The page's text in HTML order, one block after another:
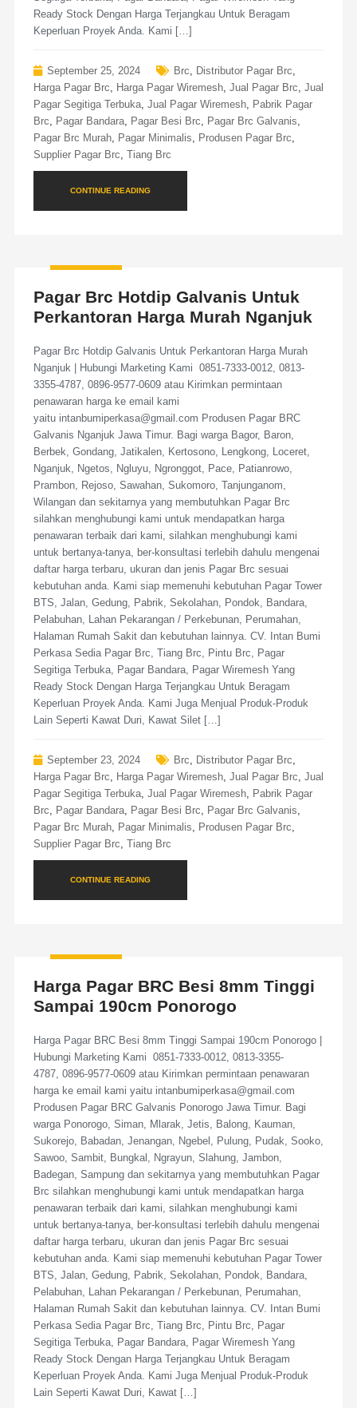
Ready Stock Dengan Harga Terjangkau Untuk Beragam
Keperluan Proyek Anda. Kami […]
September 25, 2024 Brc Distributor Pagar Brc
Harga Pagar Brc
Harga Pagar Wiremesh, Jual Pagar Brc Jual
Pagar Segitiga Terbuka, Jual Pagar Wiremesh,
Pabrik Pagar
Brc
Pagar Bandara, Pagar Besi Brc Pagar Brc Galvanis
Pagar Brc Murah, Pagar Minimalis Produsen Pagar Brc
Supplier Pagar Brc Tiang Brc
CONTINUE READING
Pagar Brc Hotdip Galvanis Untuk
Perkantoran Harga Murah Nganjuk
Pagar Brc Hotdip Galvanis Untuk Perkantoran Harga Murah
Nganjuk | Hubungi Marketing Kami 0851-7333-0012, 0813-
3355-4787, 0896-9577-0609 atau Kirimkan permintaan
penawaran harga ke email kami
yaitu intanbumiperkasa@gmail.com Produsen Pagar BRC
Galvanis Nganjuk Jawa Timur. Bagi warga Bagor, Baron,
Berbek, Gondang, Jatikalen, Kertosono, Lengkong, Loceret,
Nganjuk, Ngetos, Ngluyu, Ngronggot, Pace, Patianrowo,
Prambon, Rejoso, Sawahan, Sukomoro, Tanjunganom,
Wilangan dan sekitarnya yang membutuhkan Pagar Brc
silahkan menghubungi kami untuk mendapatkan harga
penawaran terbaik dari kami, silahkan menghubungi kami
untuk bertanya-tanya, ber-konsultasi terlebih dahulu mengenai
daftar harga terbaru, ukuran dan jenis Pagar Brc sesuai
kebutuhan anda. Kami siap memenuhi kebutuhan Pagar Tower
BTS, Jalan, Gedung, Pabrik, Sekolahan, Pondok, Bandara,
Pelabuhan, Lahan Pekarangan / Perkebunan, Perumahan,
Halaman Rumah Sakit dan kebutuhan lainnya. CV. Intan Bumi
Perkasa Sedia Pagar Brc, Tiang Brc, Pintu Brc, Pagar
Segitiga Terbuka, Pagar Bandara, Pagar Wiremesh Yang
Ready Stock Dengan Harga Terjangkau Untuk Beragam
Keperluan Proyek Anda. Kami Juga Menjual Produk-Produk
Lain Seperti Kawat Duri, Kawat Silet […]
September 23, 2024 Brc Distributor Pagar Brc
Harga Pagar Brc
Harga Pagar Wiremesh, Jual Pagar Brc Jual
Pagar Segitiga Terbuka, Jual Pagar Wiremesh,
Pabrik Pagar
Brc
Pagar Bandara, Pagar Besi Brc Pagar Brc Galvanis
Pagar Brc Murah, Pagar Minimalis Produsen Pagar Brc
Supplier Pagar Brc Tiang Brc
CONTINUE READING
Harga Pagar BRC Besi 8mm Tinggi
Sampai 190cm Ponorogo
Harga Pagar BRC Besi 8mm Tinggi Sampai 190cm Ponorogo |
Hubungi Marketing Kami 0851-7333-0012, 0813-3355-
4787, 0896-9577-0609 atau Kirimkan permintaan penawaran
harga ke email kami yaitu intanbumiperkasa@gmail.com
Produsen Pagar BRC Galvanis Ponorogo Jawa Timur. Bagi
warga Ponorogo, Siman, Mlarak, Jetis, Balong, Kauman,
Sukorejo, Babadan, Jenangan, Ngebel, Pulung, Pudak, Sooko,
Sawoo, Sambit, Bungkal, Ngrayun, Slahung, Jambon,
Badegan, Sampung dan sekitarnya yang membutuhkan Pagar
Brc silahkan menghubungi kami untuk mendapatkan harga
penawaran terbaik dari kami, silahkan menghubungi kami
untuk bertanya-tanya, ber-konsultasi terlebih dahulu mengenai
daftar harga terbaru, ukuran dan jenis Pagar Brc sesuai
kebutuhan anda. Kami siap memenuhi kebutuhan Pagar Tower
BTS, Jalan, Gedung, Pabrik, Sekolahan, Pondok, Bandara,
Pelabuhan, Lahan Pekarangan / Perkebunan, Perumahan,
Halaman Rumah Sakit dan kebutuhan lainnya. CV. Intan Bumi
Perkasa Sedia Pagar Brc, Tiang Brc, Pintu Brc, Pagar
Segitiga Terbuka, Pagar Bandara, Pagar Wiremesh Yang
Ready Stock Dengan Harga Terjangkau Untuk Beragam
Keperluan Proyek Anda. Kami Juga Menjual Produk-Produk
Lain Seperti Kawat Duri, Kawat […]